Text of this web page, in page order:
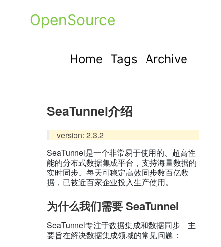
OpenSource
Home Tags Archive
SeaTunnel介绍
version: 2.3.2
SeaTunnel是一个非常易于使用的、超高性
能的分布式数据集成平台，支持海量数据的
实时同步。每天可稳定高效同步数百亿数
据，已被近百家企业投入生产使用。
为什么我们需要 SeaTunnel
SeaTunnel专注于数据集成和数据同步，主
要旨在解决数据集成领域的常见问题：